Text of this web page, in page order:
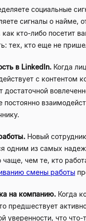
социальные
сигналы о найме,
как кто-либо посетит
тех, кто еще не
в LinkedIn. Когда
с контентом
достаточной
постоянно
Новый
одним из самых
чаще, чем те, кто
смены работы
на компанию. Когда
предшествует
уверенности, что